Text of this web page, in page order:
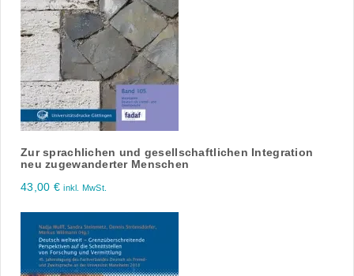
Zur sprachlichen und gesellschaftlichen Integration
neu zugewanderter Menschen
43,00 € inkl. MwSt.